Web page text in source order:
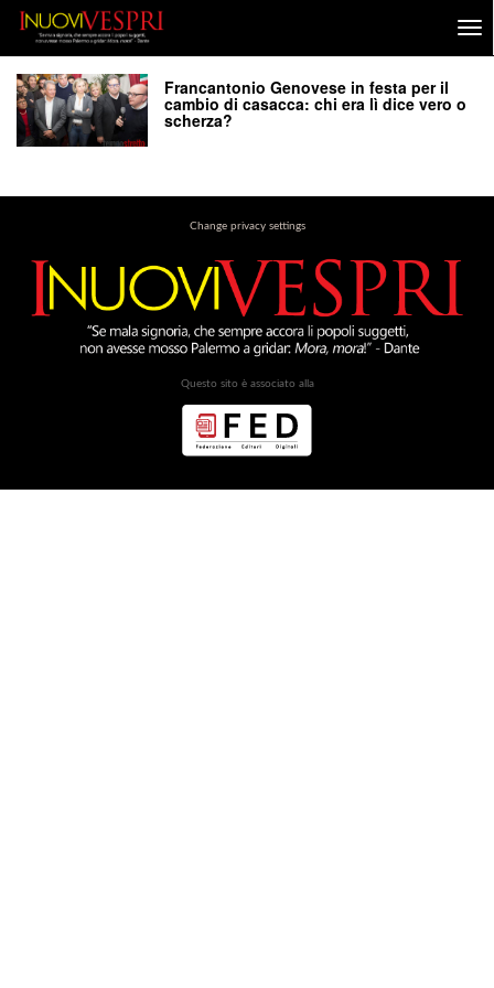
Francantonio Genovese in festa per il
cambio di casacca: chi era lì dice vero o
scherza?
Change privacy settings
Questo sito è associato alla